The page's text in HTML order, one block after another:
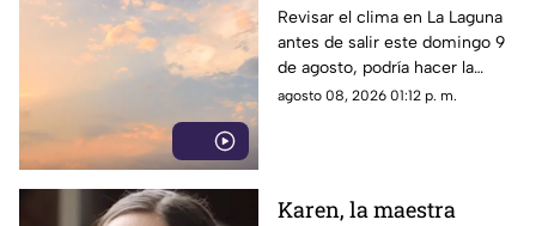
domingo 9 de agosto
2026?
Revisar el clima en La Laguna
antes de salir este domingo 9
de agosto, podría hacer la
diferencia entre un día
agosto 08, 2026 01:12 p. m.
Karen, la maestra